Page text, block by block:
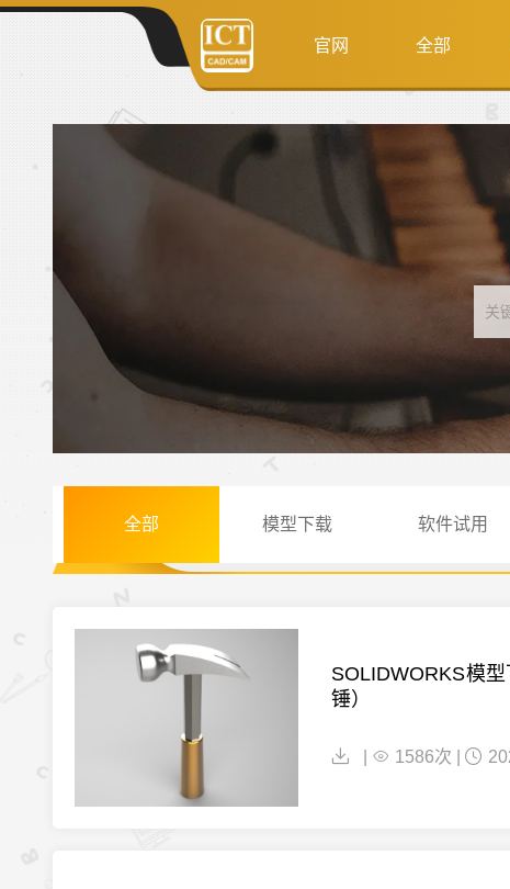
官网 全部
全部 模型下载 软件试用
SOLIDWORKS模
锤）
1586次 |